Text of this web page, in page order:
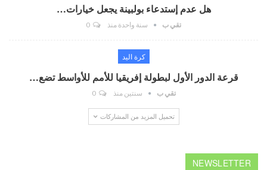
هل عدم إستدعاء بولبينة يجعل خيارات…
تقي ب سنة واحدة منذ
كرة اليد
قرعة الدور الأول لبطولة إفريقيا للأمم للأواسط تضع…
تقي ب سنتين منذ 0
تحميل المزيد من المشاركات
NEWSLETTER